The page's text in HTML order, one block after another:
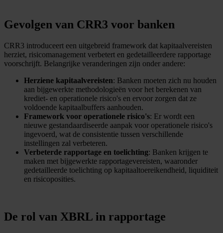
Gevolgen van CRR3 voor banken
CRR3 introduceert een uitgebreid framework dat kapitaalvereisten
herziet, risicomanagement verbetert en gedetailleerdere rapportage
voorschrijft. Belangrijke veranderingen zijn onder andere:
Herziene kapitaalvereisten: Banken moeten zich nu houden
aan bijgewerkte methodologieën voor het berekenen van
krediet- en operationele risico's en ervoor zorgen dat ze
voldoende kapitaalbuffers aanhouden.
Framework voor operationele risico's: Er wordt een
nieuwe gestandaardiseerde aanpak voor operationele risico's
ingevoerd, wat de consistentie tussen verschillende
instellingen zal verbeteren.
Verbeterde rapportage en toelichting: Banken krijgen te
maken met bijgewerkte rapportagevereisten, waaronder
gedetailleerde toelichting op kapitaaltoereikendheid, liquiditeit
en risicoposities.
De rol van XBRL in rapportage